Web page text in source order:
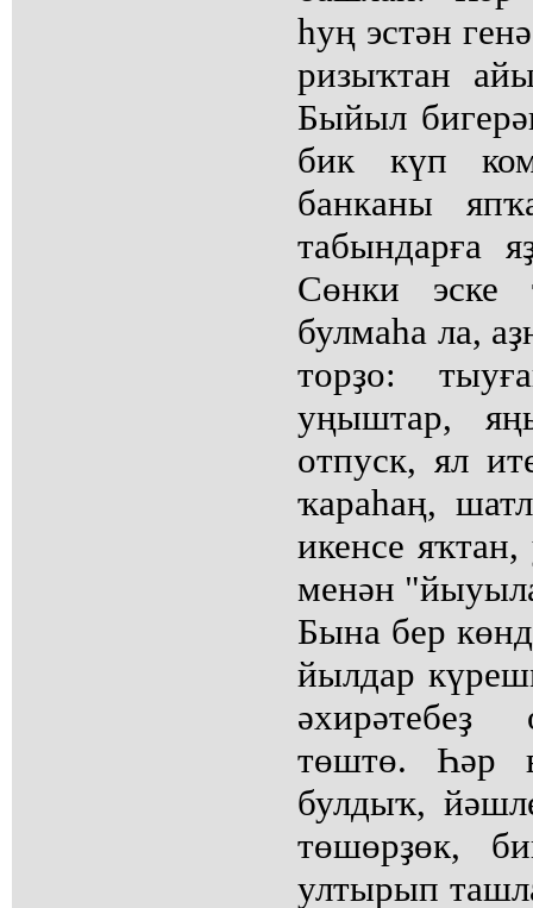
һуң эстән
ризыҡтан
Быйыл
бик күп
банканы
табындарға
Сөнки эске
булмаһа ла,
торҙо:
уңыштар,
отпуск, ял
ҡараһаң,
икенсе
менән
Бына бер
йылдар
әхирәтебеҙ
төштө. Һәр
булдыҡ,
төшөрҙөк,
ултырып